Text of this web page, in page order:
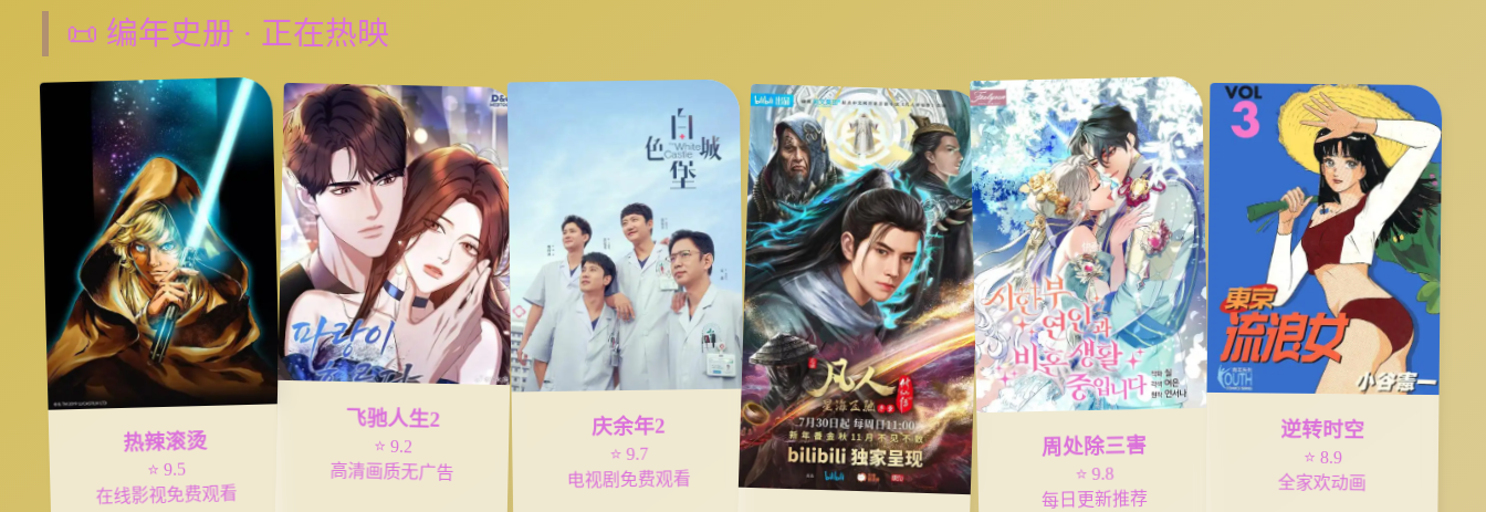
📜 编年史册 · 正在热映
热辣滚烫
⭐ 9.5
在线影视免费观看
飞驰人生2
⭐ 9.2
高清画质无广告
庆余年2
⭐ 9.7
电视剧免费观看
周处除三害
⭐ 9.8
每日更新推荐
逆转时空
⭐ 8.9
全家欢动画